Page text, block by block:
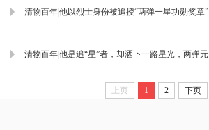
清物百年|他以烈士身份被追授“两弹一星功勋奖章”，把生命献给祖国核事业
清物百年|他是追“星”者，却洒下一路星光，两弹元勋奠基北斗，一生“竭诚为国兴”
上页 1 2 下页